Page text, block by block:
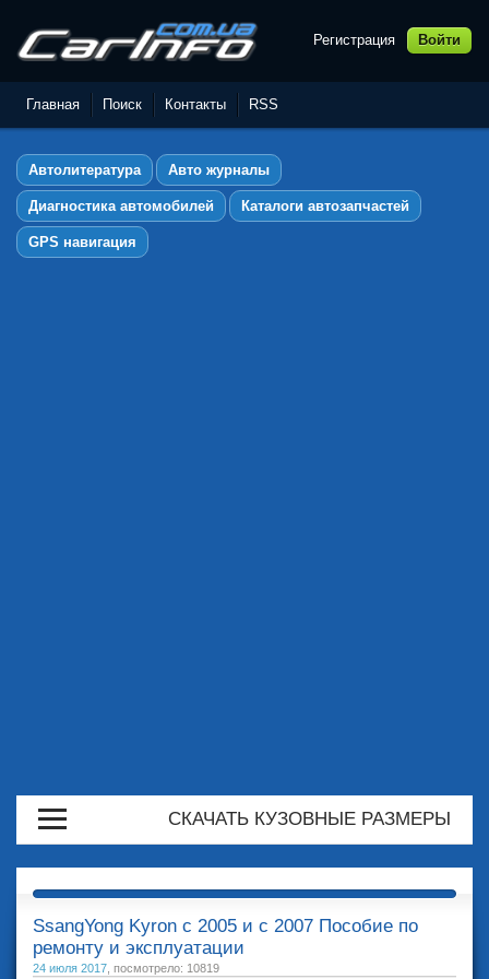
Автолитература,
Руководства по ремонту и
эксплуатации автомобилей
Регистрация Войти
Главная Поиск Контакты RSS
Автолитература Авто журналы
Диагностика автомобилей Каталоги автозапчастей
GPS навигация
СКАЧАТЬ КУЗОВНЫЕ РАЗМЕРЫ
SsangYong Kyron с 2005 и с 2007 Пособие по
ремонту и эксплуатации
24 июля 2017 , посмотрело: 10819